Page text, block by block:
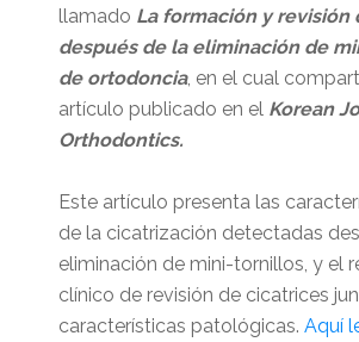
llamado La formación y revisión
después de la eliminación de
de ortodoncia, en el cual
artículo publicado en el Korean
Orthodontics.
Este artículo presenta las
de la cicatrización detectadas
eliminación de mini-tornillos, y el
clínico de revisión de cicatrices
características patológicas. Aquí